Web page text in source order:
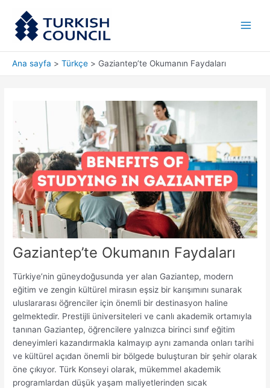
Ana sayfa Türkçe Gaziantep’te Okumanın Faydaları
Gaziantep’te Okumanın Faydaları
Türkiye’nin güneydoğusunda yer alan Gaziantep, modern
eğitim ve zengin kültürel mirasın eşsiz bir karışımını sunarak
uluslararası öğrenciler için önemli bir destinasyon haline
gelmektedir. Prestijli üniversiteleri ve canlı akademik ortamıyla
tanınan Gaziantep, öğrencilere yalnızca birinci sınıf eğitim
deneyimleri kazandırmakla kalmayıp aynı zamanda onları tarihi
ve kültürel açıdan önemli bir bölgede buluşturan bir şehir olarak
öne çıkıyor. Türk Konseyi olarak, mükemmel akademik
programlardan düşük yaşam maliyetlerinden sıcak